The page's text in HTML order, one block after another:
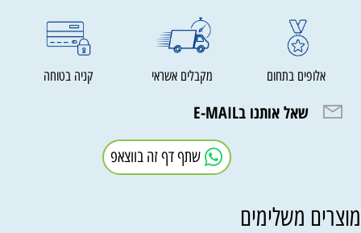
אלופים בתחום מקבלים אשראי קניה בטוחה
שאל אותנו בE-MAIL
שתף דף זה בווצאפ
משלימים